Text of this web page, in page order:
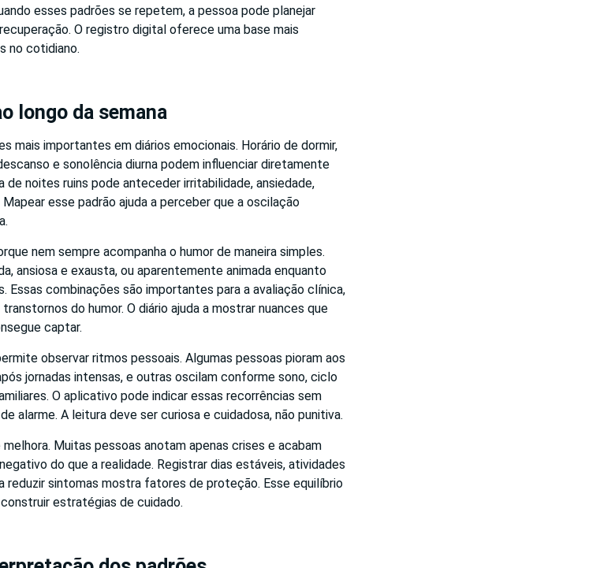
esses padrões se repetem, a pessoa pode planejar
O registro digital oferece uma base mais
no cotidiano.
longo da semana
mais importantes em diários emocionais. Horário de dormir,
e sonolência diurna podem influenciar diretamente
de noites ruins pode anteceder irritabilidade, ansiedade,
esse padrão ajuda a perceber que a oscilação
nem sempre acompanha o humor de maneira simples.
ansiosa e exausta, ou aparentemente animada enquanto
Essas combinações são importantes para a avaliação clínica,
do humor. O diário ajuda a mostrar nuances que
captar.
observar ritmos pessoais. Algumas pessoas pioram aos
jornadas intensas, e outras oscilam conforme sono, ciclo
O aplicativo pode indicar essas recorrências sem
alarme. A leitura deve ser curiosa e cuidadosa, não punitiva.
Muitas pessoas anotam apenas crises e acabam
do que a realidade. Registrar dias estáveis, atividades
reduzir sintomas mostra fatores de proteção. Esse equilíbrio
estratégias de cuidado.